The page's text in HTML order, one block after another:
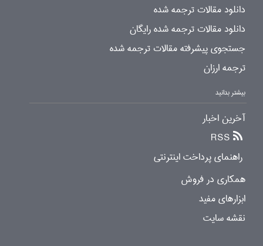
دانلود مقالات ترجمه شده
دانلود مقالات ترجمه شده رایگان
جستجوی پیشرفته مقالات ترجمه شده
ترجمه ارزان
بیشتر بدانید
آخرین اخبار
RSS
راهنمای پرداخت اینترنتی
همکاری در فروش
ابزارهای مفید
نقشه سایت